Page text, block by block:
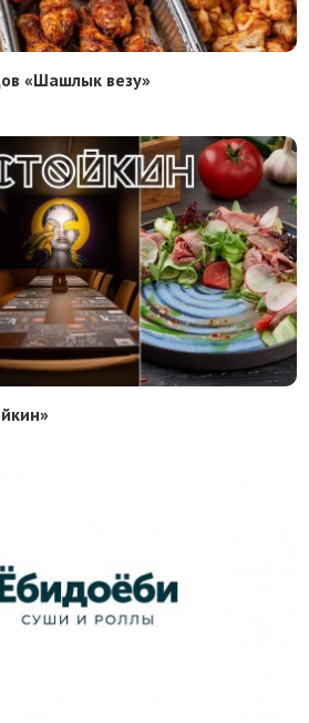
«Шашлык везу»